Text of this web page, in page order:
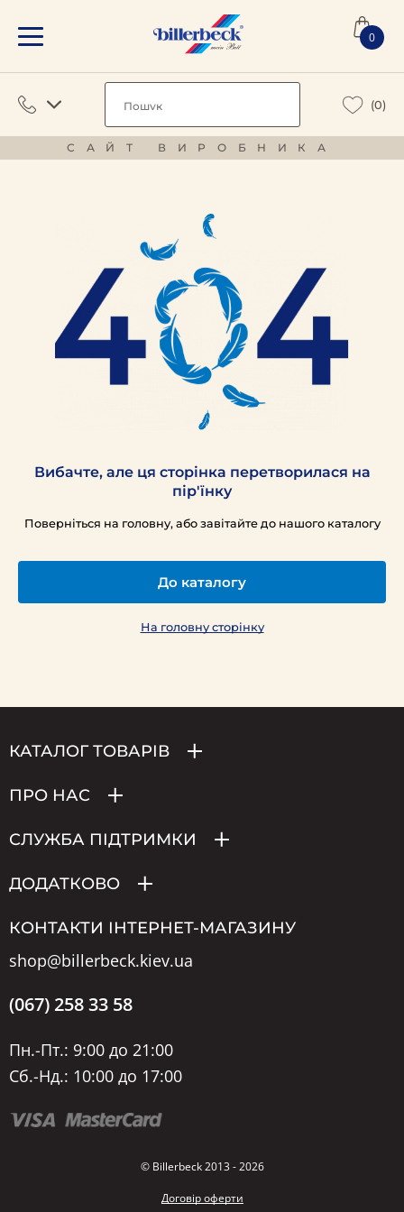
0
(0)
САЙТ ВИРОБНИКА
Вибачте, але ця сторінка перетворилася на
пір'їнку
Поверніться на головну, або завітайте до нашого каталогу
До каталогу
На головну сторінку
КАТАЛОГ ТОВАРІВ
ПРО НАС
СЛУЖБА ПІДТРИМКИ
ДОДАТКОВО
КОНТАКТИ ІНТЕРНЕТ-МАГАЗИНУ
shop@billerbeck.kiev.ua
(067) 258 33 58
Пн.-Пт.: 9:00 до 21:00
Сб.-Нд.: 10:00 до 17:00
© Billerbeck 2013 - 2026
Договір оферти